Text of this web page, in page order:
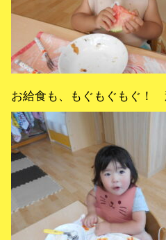
お給食も、もぐもぐもぐ！